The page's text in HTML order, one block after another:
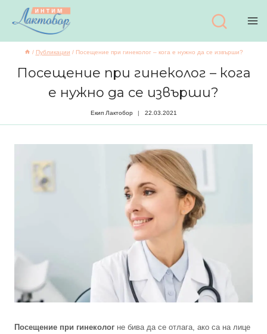
съдържанието
/ Публикации / Посещение при гинеколог – кога е нужно да се извърши?
Посещение при гинеколог – кога
е нужно да се извърши?
Екип Лактобор 22.03.2021
Посещение при гинеколог не бива да се отлага, ако са на лице